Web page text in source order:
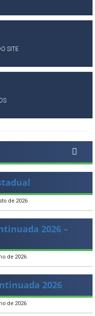
SITE
de 2026
2026 –
de 2026
2026
de 2026